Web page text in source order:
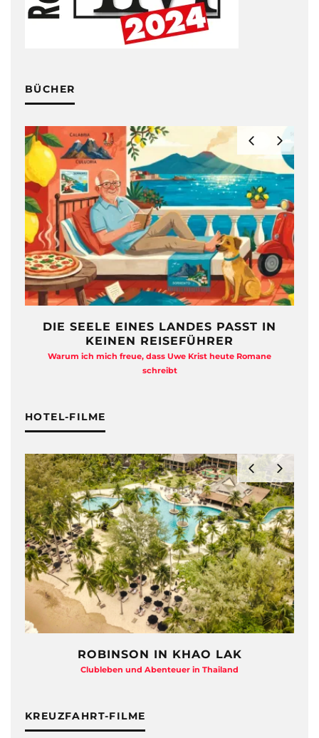
BÜCHER
DIE SEELE EINES LANDES PASST IN
KEINEN REISEFÜHRER
Warum ich mich freue, dass Uwe Krist heute Romane
schreibt
HOTEL-FILME
ROBINSON IN KHAO LAK
Clubleben und Abenteuer in Thailand
KREUZFAHRT-FILME